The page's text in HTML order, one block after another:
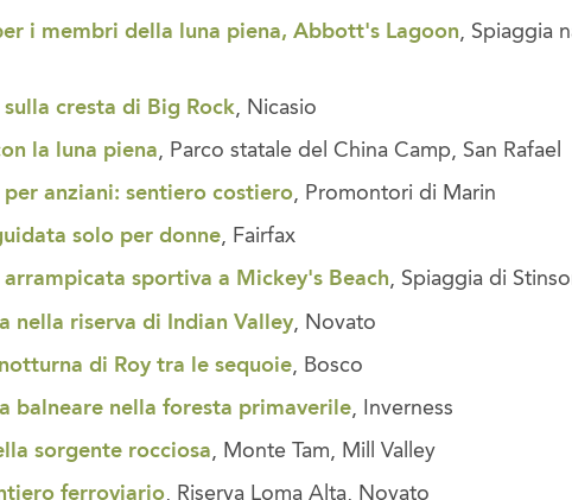
i membri della luna piena, Abbott's Lagoon, Spiaggia
sulla cresta di Big Rock , Nicasio
la luna piena, Parco statale del China Camp, San Rafael
per anziani: sentiero costiero, Promontori di Marin
solo per donne, Fairfax
arrampicata sportiva a Mickey's Beach, Spiaggia di
nella riserva di Indian Valley , Novato
di Roy tra le sequoie, Bosco
balneare nella foresta primaverile, Inverness
sorgente rocciosa, Monte Tam, Mill Valley
ferroviario, Riserva Loma Alta, Novato